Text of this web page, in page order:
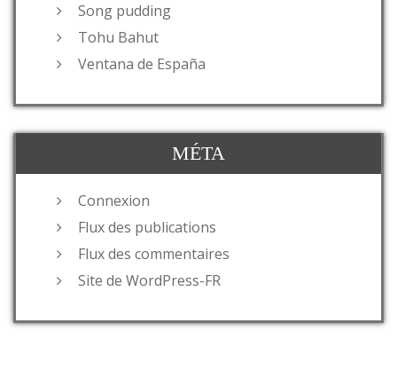
Song pudding
Tohu Bahut
Ventana de España
MÉTA
Connexion
Flux des publications
Flux des commentaires
Site de WordPress-FR